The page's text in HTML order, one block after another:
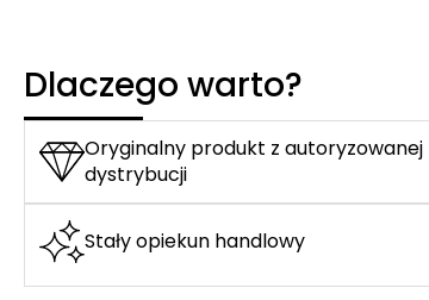
Dlaczego warto?
Oryginalny produkt z autoryzowanej
dystrybucji
Stały opiekun handlowy